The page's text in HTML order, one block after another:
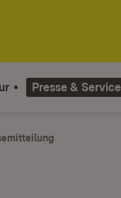
Presse & Service